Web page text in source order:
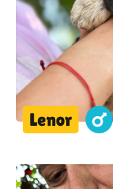
Lenor